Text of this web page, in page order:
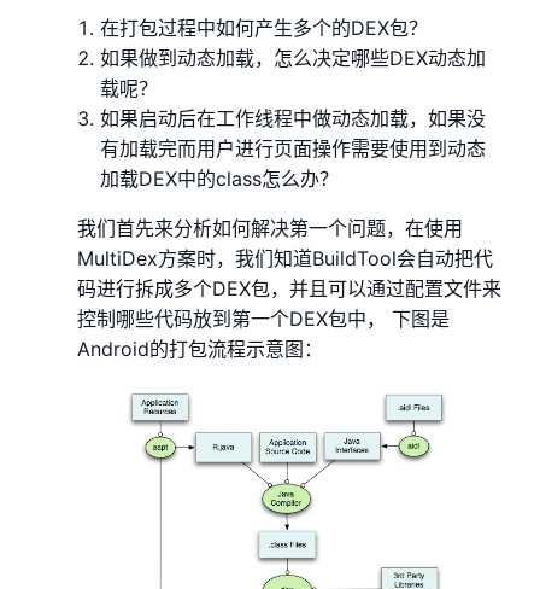
在打包过程中如何产生多个的DEX包？
如果做到动态加载，怎么决定哪些DEX动态加
载呢？
如果启动后在工作线程中做动态加载，如果没
有加载完而用户进行页面操作需要使用到动态
加载DEX中的class怎么办？
我们首先来分析如何解决第一个问题，在使用
MultiDex方案时，我们知道BuildTool会自动把代
码进行拆成多个DEX包，并且可以通过配置文件来
控制哪些代码放到第一个DEX包中， 下图是
Android的打包流程示意图：